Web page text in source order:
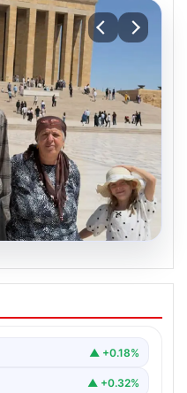
sonra çocuk
için açıklama
▲ +0.18%
▲ +0.32%